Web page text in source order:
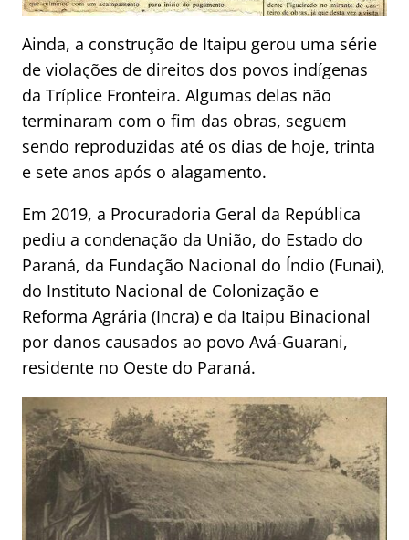
Ainda, a construção de Itaipu gerou uma série
de violações de direitos dos povos indígenas
da Tríplice Fronteira. Algumas delas não
terminaram com o fim das obras, seguem
sendo reproduzidas até os dias de hoje, trinta
e sete anos após o alagamento.
Em 2019, a Procuradoria Geral da República
pediu a condenação da União, do Estado do
Paraná, da Fundação Nacional do Índio (Funai),
do Instituto Nacional de Colonização e
Reforma Agrária (Incra) e da Itaipu Binacional
por danos causados ao povo Avá-Guarani,
residente no Oeste do Paraná.